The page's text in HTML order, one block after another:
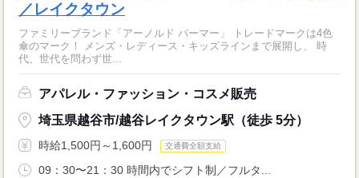
／レイクタウン
ファミリーブランド「アーノルド パーマー」 トレードマークは4色
傘のマーク！ メンズ・レディース・キッズラインまで展開し、 時
代、世代を問わず世...
アパレル・ファッション・コスメ販売
埼玉県越谷市/越谷レイクタウン駅（徒歩 5分）
時給1,500円～1,600円 交通費全額支給
09：30〜21：30 時間内でシフト制／フルタ...